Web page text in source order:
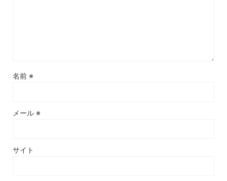
名前 ※
メール ※
サイト